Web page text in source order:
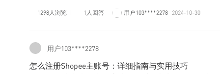
1298人浏览 1人回答 用户103****2278 2024-10-30
用户103****2278
怎么注册Shopee主账号：详细指南与实用技巧